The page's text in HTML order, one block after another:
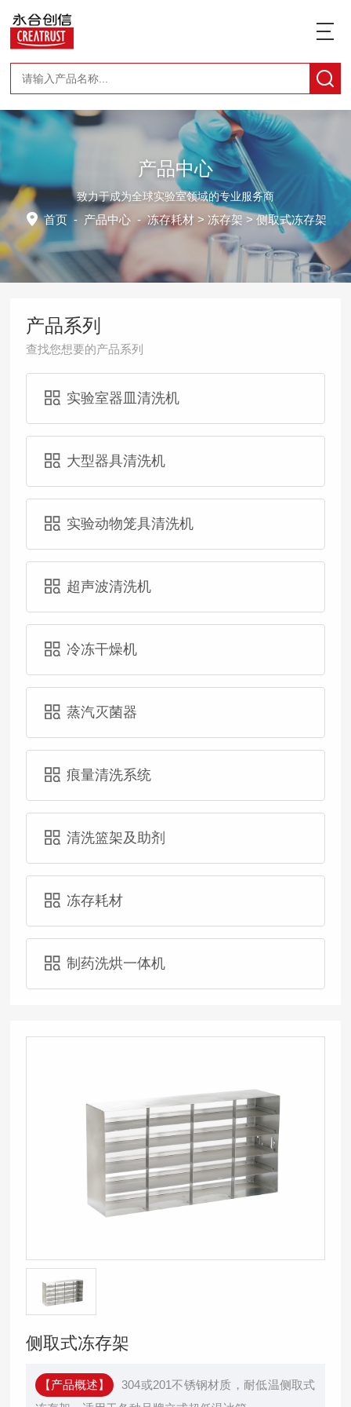
产品中心
致力于成为全球实验室领域的专业服务商
首页 - 产品中心 -冻存耗材 > 冻存架 > 侧取式冻存架
产品系列
查找您想要的产品系列
实验室器皿清洗机
大型器具清洗机
实验动物笼具清洗机
超声波清洗机
冷冻干燥机
蒸汽灭菌器
痕量清洗系统
清洗篮架及助剂
冻存耗材
制药洗烘一体机
侧取式冻存架
【产品概述】
304或201不锈钢材质，耐低温侧取式